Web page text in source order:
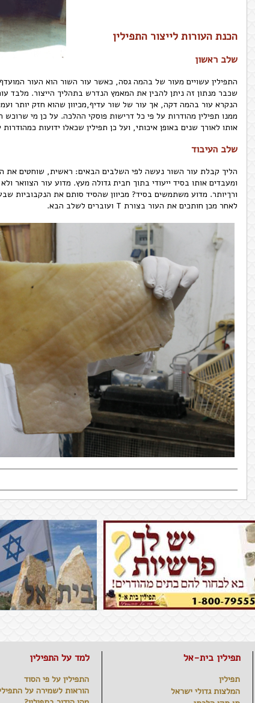
הכנת העורות לייצור התפילין
שלב ראשון
התפילין עשויים מעור של בהמה גסה, כאשר עור השור הוא העור
שכבר מנתון זה ניתן להבין את המאמץ הנדרש בתהליך הייצור. מלבד
הנקרא עור בהמה דקה, אך עור של שור עדיף,מכיוון שהוא חזק יותר
ממנו תפילין מהודרות על פי כל דרישות פוסקי ההלכה. על כן מי
אותו לאורך שנים באופן איכותי, ועל כן תפילין שכאלו ידועות כמהודרות
שלב העיבוד
הליך קבלת עור השור נעשה לפי השלבים הבאים: ראשית, שוחטים את
ומעבדים אותו בסיד ייעודי בתוך חבית גדולה מעץ. מדוע עור הצוואר
ורךיותר. מדוע משתמשים בסיד? מכיוון שהסיד סותם את הנקבוביות
לאחר מכן חותכים את העור בצורת T ועוברים לשלב הבא.
תפילין בית-אל
תפילין
המלצות גדולי ישראל
למד על התפילין
התפילין על פי הסוד
הוראות לשמירה על